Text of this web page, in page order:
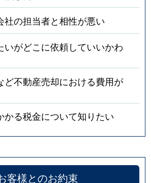
社の担当者と相性が悪い
いがどこに依頼していいかわ
ど不動産売却における費用が
かる税金について知りたい
客様とのお約束